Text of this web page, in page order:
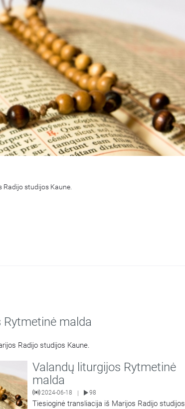
studijos Kaune.
malda
Radijo studijos Kaune.
Valandų liturgijos Rytmetinė
malda
2024-06-18 | 98
Tiesioginė transliacija iš Marijos Radijo studijos